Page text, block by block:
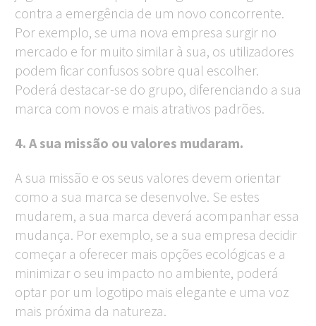
contra a emergência de um novo concorrente.
Por exemplo, se uma nova empresa surgir no
mercado e for muito similar à sua, os utilizadores
podem ficar confusos sobre qual escolher.
Poderá destacar-se do grupo, diferenciando a sua
marca com novos e mais atrativos padrões.
4. A sua missão ou valores mudaram.
A sua missão e os seus valores devem orientar
como a sua marca se desenvolve. Se estes
mudarem, a sua marca deverá acompanhar essa
mudança. Por exemplo, se a sua empresa decidir
começar a oferecer mais opções ecológicas e a
minimizar o seu impacto no ambiente, poderá
optar por um logotipo mais elegante e uma voz
mais próxima da natureza.